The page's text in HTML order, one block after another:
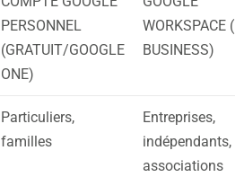
PERSONNEL
(GRATUIT/GOOGLE
ONE)
WORKSPACE
BUSINESS)
Particuliers,
familles
Entreprises,
indépendants,
associations